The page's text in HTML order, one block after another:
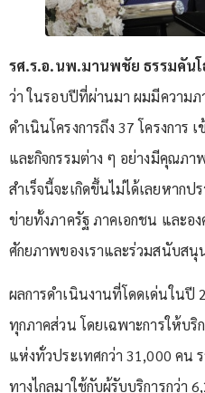
รศ.ร.อ.นพ.มานพชัย ธรรมคัน
ว่า ในรอบปีที่ผ่านมา ผมมีความภ
ดำเนินโครงการถึง 37 โครงการ
และกิจกรรมต่าง ๆ อย่างมีคุณภา
สำเร็จนี้จะเกิดขึ้นไม่ได้เลยหากป
ข่ายทั้งภาครัฐ ภาคเอกชน และอ
ศักยภาพของเราและร่วมสนับสนุ
ผลการดำเนินงานที่โดดเด่นใน
ทุกภาคส่วน โดยเฉพาะการให้บริ
แห่งทั่วประเทศกว่า 31,000 คน
ทางไกลมาใช้กับผู้รับบริการกว่า